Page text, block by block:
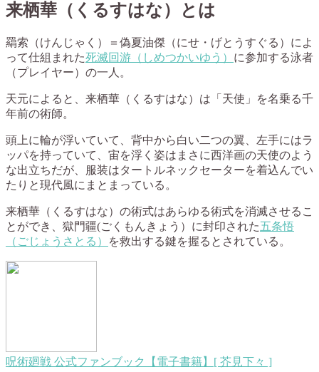
来栖華（くるすはな）とは
羂索（けんじゃく）＝偽夏油傑（にせ・げとうすぐる）によ
って仕組まれた死滅回游（しめつかいゆう） に参加する泳者
（プレイヤー）の一人。
天元によると、来栖華（くるすはな）は「天使」を名乗る千
年前の術師。
頭上に輪が浮いていて、背中から白い二つの翼、左手にはラ
ッパを持っていて、宙を浮く姿はまさに西洋画の天使のよう
な出立ちだが、服装はタートルネックセーターを着込んでい
たりと現代風にまとまっている。
来栖華（くるすはな）の術式はあらゆる術式を消滅させるこ
とができ、獄門疆(ごくもんきょう）に封印された五条悟
（ごじょうさとる）
を救出する鍵を握るとされている。
呪術廻戦 公式ファンブック【電子書籍】[ 芥見下々 ]